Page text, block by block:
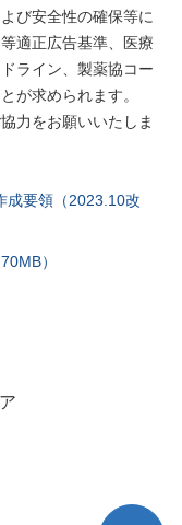
び安全性の確保等に
適正広告基準、医療
ライン、製薬協コー
が求められます。
力をお願いいたしま
成要領（2023.10改
）
TOP